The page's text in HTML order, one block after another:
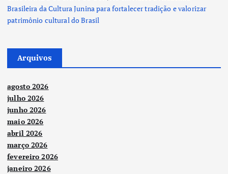
Brasileira da Cultura Junina para fortalecer tradição e valorizar
patrimônio cultural do Brasil
Arquivos
agosto 2026
julho 2026
junho 2026
maio 2026
abril 2026
março 2026
fevereiro 2026
janeiro 2026